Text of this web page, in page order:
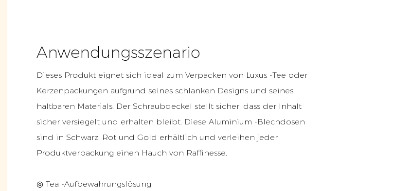
Anwendungsszenario
Dieses Produkt eignet sich ideal zum Verpacken von Luxus -Tee oder
Kerzenpackungen aufgrund seines schlanken Designs und seines
haltbaren Materials. Der Schraubdeckel stellt sicher, dass der Inhalt
sicher versiegelt und erhalten bleibt. Diese Aluminium -Blechdosen
sind in Schwarz, Rot und Gold erhältlich und verleihen jeder
Produktverpackung einen Hauch von Raffinesse.
◎ Tea -Aufbewahrungslösung